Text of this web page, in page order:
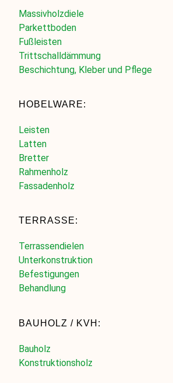
Massivholzdiele
Parkettboden
Fußleisten
Trittschalldämmung
Beschichtung, Kleber und Pflege
HOBELWARE:
Leisten
Latten
Bretter
Rahmenholz
Fassadenholz
TERRASSE:
Terrassendielen
Unterkonstruktion
Befestigungen
Behandlung
BAUHOLZ / KVH:
Bauholz
Konstruktionsholz